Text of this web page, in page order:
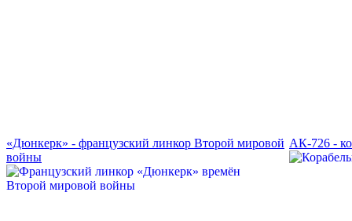
«Дюнкерк» - французский линкор Второй мировой
войны
АК-726 -